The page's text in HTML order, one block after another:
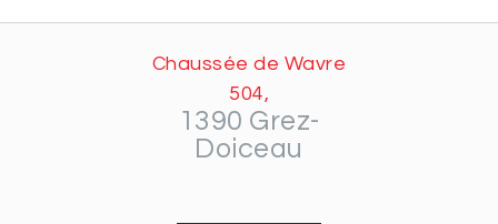
Chaussée de Wavre
504,
1390 Grez-
Doiceau